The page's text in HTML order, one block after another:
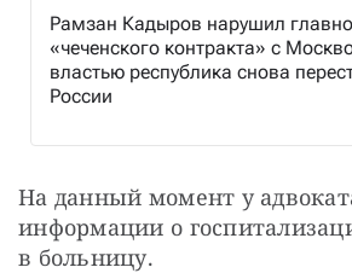
Рамзан Кадыров нарушил
«чеченского контракта» с
властью республика снова
России
На данный момент у
информации о
в больницу.